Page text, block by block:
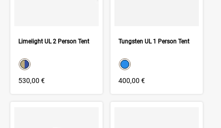
Limelight UL 2 Person Tent
color swatch
Select color
530,00 €
Tungsten UL 1 Person Tent
color swatch
Select color
400,00 €